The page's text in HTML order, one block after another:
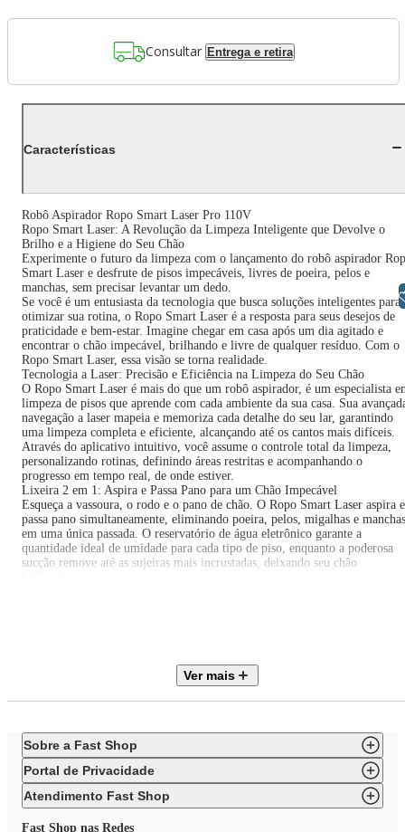
Consultar Entrega e retira
Características
Robô Aspirador Ropo Smart Laser Pro 110V
Ropo Smart Laser: A Revolução da Limpeza Inteligente que Devolve o
Brilho e a Higiene do Seu Chão
Experimente o futuro da limpeza com o lançamento do robô aspirador
Smart Laser e desfrute de pisos impecáveis, livres de poeira, pelos e
manchas, sem precisar levantar um dedo.
Se você é um entusiasta da tecnologia que busca soluções inteligentes para
otimizar sua rotina, o Ropo Smart Laser é a resposta para seus desejos de
praticidade e bem-estar. Imagine chegar em casa após um dia agitado e
encontrar o chão impecável, brilhando e livre de qualquer resíduo. Com o
Ropo Smart Laser, essa visão se torna realidade.
Tecnologia a Laser: Precisão e Eficiência na Limpeza do Seu Chão
O Ropo Smart Laser é mais do que um robô aspirador, é um especialista
limpeza de pisos que aprende com cada ambiente da sua casa. Sua
navegação a laser mapeia e memoriza cada detalhe do seu lar, garantindo
uma limpeza completa e eficiente, alcançando até os cantos mais difíceis.
Através do aplicativo intuitivo, você assume o controle total da limpeza,
personalizando rotinas, definindo áreas restritas e acompanhando o
progresso em tempo real, de onde estiver.
Lixeira 2 em 1: Aspira e Passa Pano para um Chão Impecável
Esqueça a vassoura, o rodo e o pano de chão. O Ropo Smart Laser aspira e
passa pano simultaneamente, eliminando poeira, pelos, migalhas e manchas
em uma única passada. O reservatório de água eletrônico garante a
quantidade ideal de umidade para cada tipo de piso, enquanto a poderosa
sucção remove até as sujeiras mais incrustadas, deixando seu chão
tapetes e carpetes garantem uma limpeza profunda e personalizada para
tipo de piso e sujeira, removendo pelos de animais, cabelos e outras
trabalha incansavelmente para manter seu chão impecável. Ele retorna
sozinho para a base de recarga quando a bateria está baixa e retoma a
limpeza de onde parou, garantindo que nenhum canto seja esquecido.
Compatível com Alexa e Google Home, você pode controlar a limpeza
simples comandos de voz, sem precisar interromper suas atividades.
Sua casa limpa sem você se preocupar com a sujeira com a Estação
Autolimpante Smart Cleaner!
Ver mais
Sobre a Fast Shop
Portal de Privacidade
Atendimento Fast Shop
Fast Shop nas Redes
Libras